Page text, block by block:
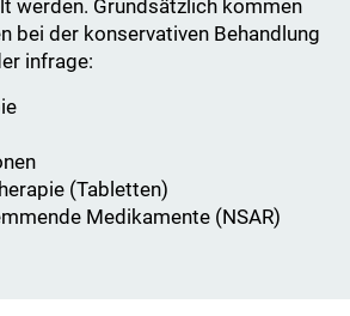
werden. Grundsätzlich kommen
bei der konservativen Behandlung
infrage:
(Tabletten)
Medikamente (NSAR)